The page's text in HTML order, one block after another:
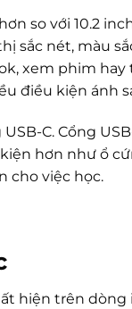
so với 10.2
sắc nét, màu
xem phim
điều kiện ánh
C. Cổng
hơn như ổ
cho việc học.
hiện trên dòng